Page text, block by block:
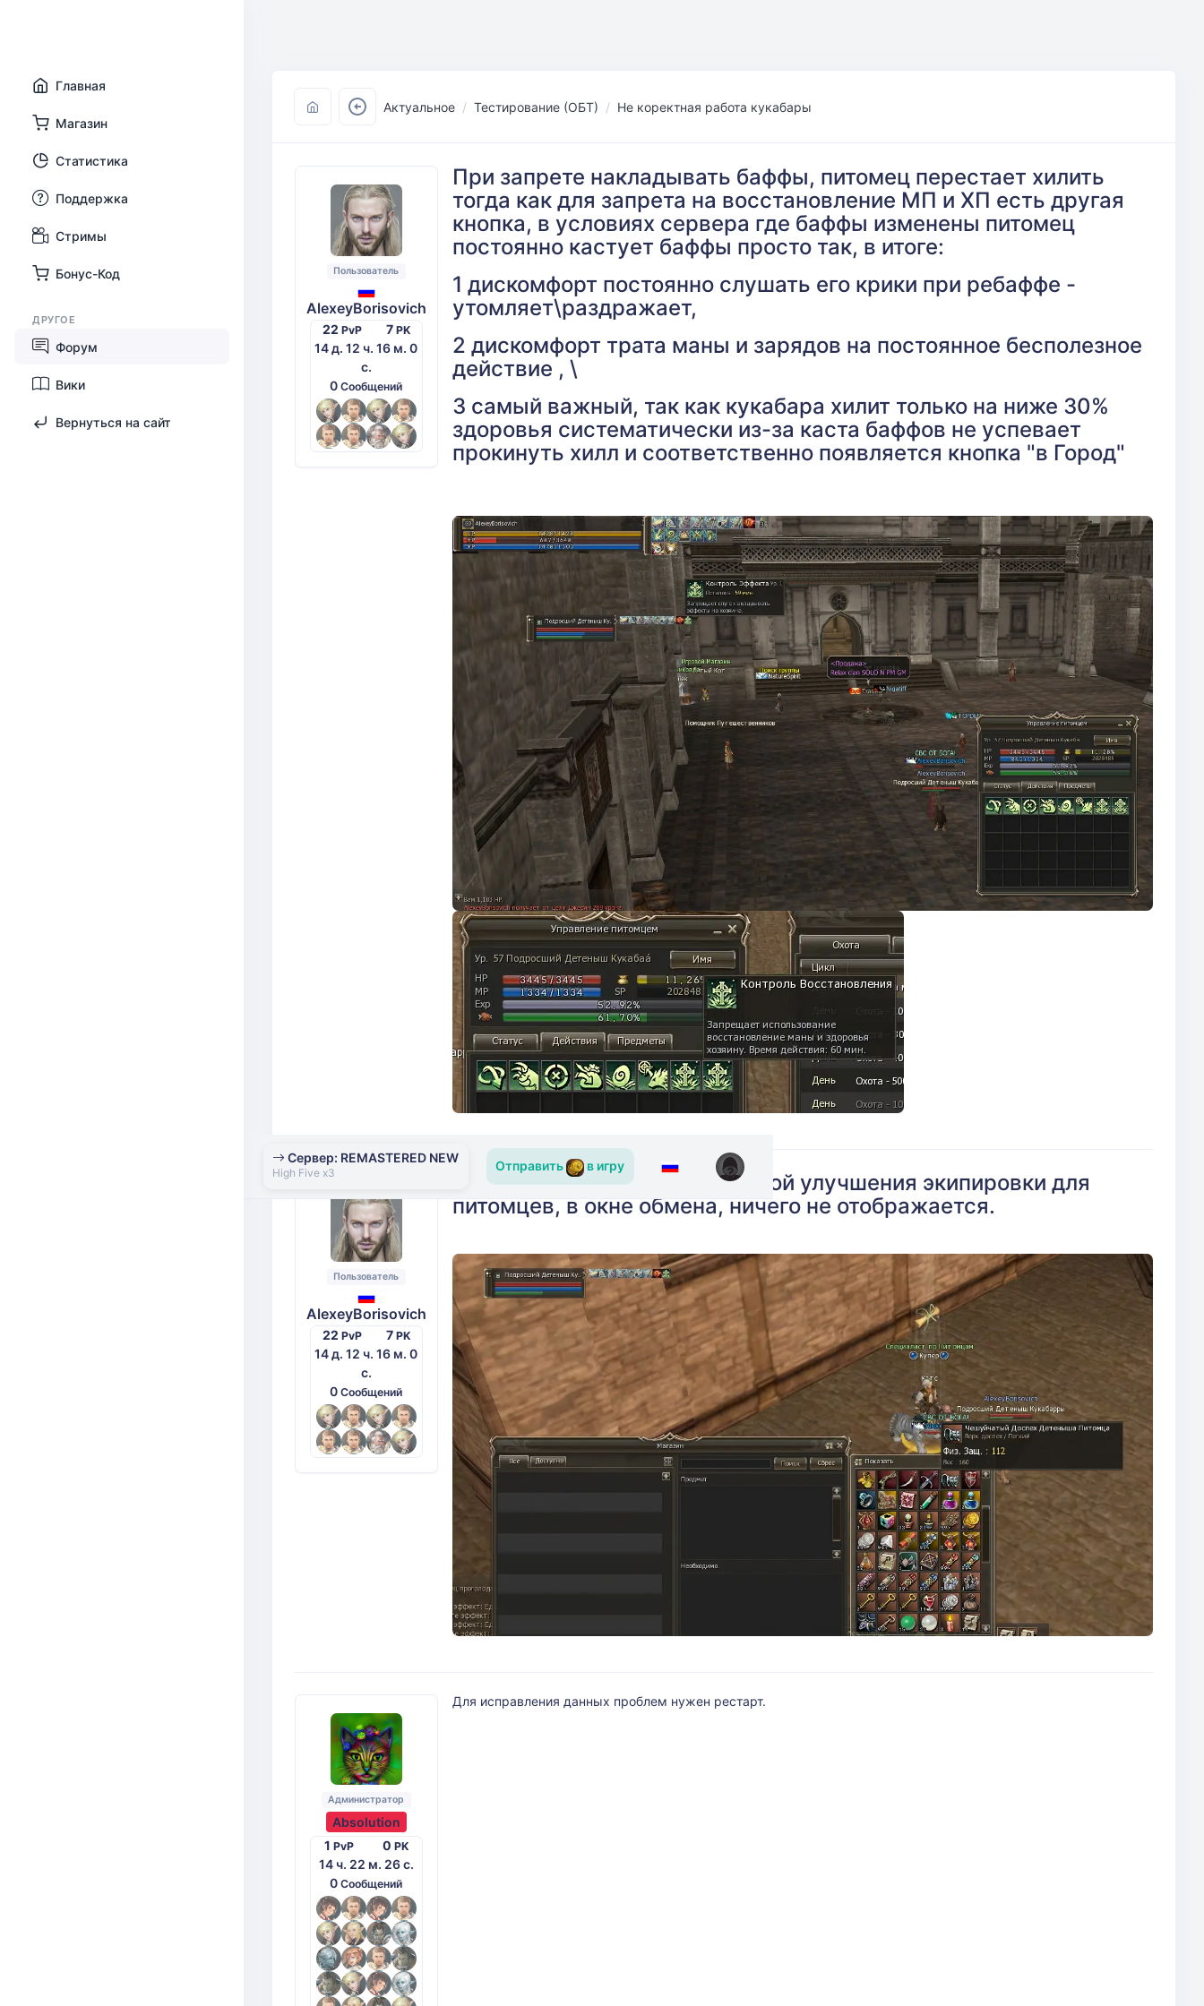
Сервер: REMASTERED NEW
High Five x3 Отправить в игру
Главная
Магазин
Статистика
Поддержка
Стримы
Бонус-Код
ДРУГОЕ
Форум
Вики
Вернуться на сайт
Актуальное Тестирование (ОБТ) Не коректная работа кукабары
Пользователь
AlexeyBorisovich
22 PvP 7 PK
14 д. 12 ч. 16 м. 0
с.
0Сообщений
При запрете накладывать баффы, питомец перестает хилить
тогда как для запрета на восстановление МП и ХП есть другая
кнопка, в условиях сервера где баффы изменены питомец
постоянно кастует баффы просто так, в итоге:
1 дискомфорт постоянно слушать его крики при ребаффе -
утомляет\раздражает,
2 дискомфорт трата маны и зарядов на постоянное бесполезное
действие , \
3 самый важный, так как кукабара хилит только на ниже 30%
здоровья систематически из-за каста баффов не успевает
прокинуть хилл и соответственно появляется кнопка "в Город"
Пользователь
AlexeyBorisovich
22 PvP 7 PK
14 д. 12 ч. 16 м. 0
с.
0Сообщений
Так же жду решения с починкой улучшения экипировки для
питомцев, в окне обмена, ничего не отображается.
Администратор
Absolution
1 PvP 0 PK
14 ч. 22 м. 26 с.
0Сообщений
Для исправления данных проблем нужен рестарт.